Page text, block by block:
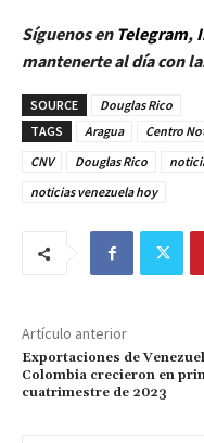
Síguenos en Telegram,
mantenerte al día con
SOURCE
Douglas Rico
TAGS
Aragua Centro
CNV
Douglas Rico
noticias venezuela hoy
Artículo anterior
Exportaciones de
Colombia crecieron en
cuatrimestre de 2023